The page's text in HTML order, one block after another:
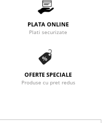
PLATA ONLINE
Plati securizate
OFERTE SPECIALE
Produse cu pret redus